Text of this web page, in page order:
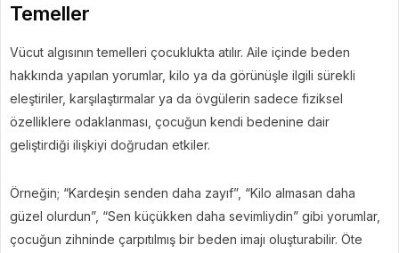
Temeller
Vücut algısının temelleri çocuklukta atılır. Aile içinde beden
hakkında yapılan yorumlar, kilo ya da görünüşle ilgili sürekli
eleştiriler, karşılaştırmalar ya da övgülerin sadece fiziksel
özelliklere odaklanması, çocuğun kendi bedenine dair
geliştirdiği ilişkiyi doğrudan etkiler.
Örneğin; “Kardeşin senden daha zayıf”, “Kilo almasan daha
güzel olurdun”, “Sen küçükken daha sevimliydin” gibi yorumlar,
çocuğun zihninde çarpıtılmış bir beden imajı oluşturabilir. Öte